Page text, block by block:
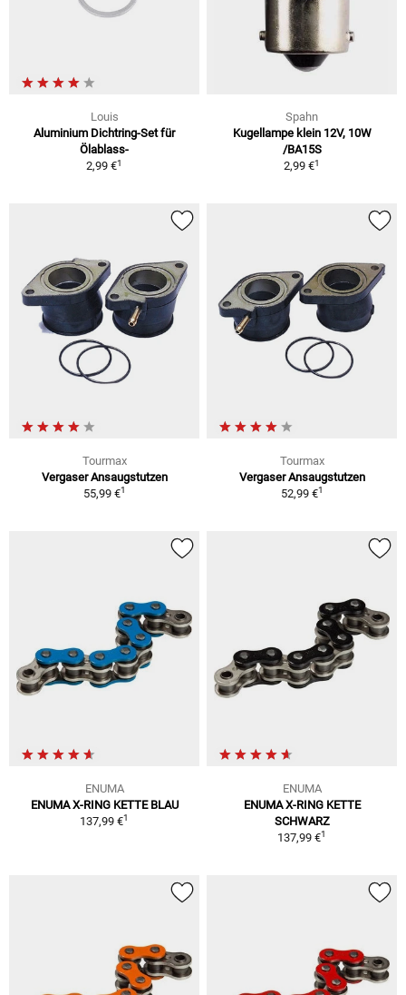
Louis
Aluminium Dichtring-Set für
Ölablass-
2,99 €1
Spahn
Kugellampe klein 12V, 10W
/BA15S
2,99 €1
Tourmax
Vergaser Ansaugstutzen
55,99 €1
Tourmax
Vergaser Ansaugstutzen
52,99 €1
ENUMA
ENUMA X-RING KETTE BLAU
137,99 €1
ENUMA
ENUMA X-RING KETTE
SCHWARZ
137,99 €1